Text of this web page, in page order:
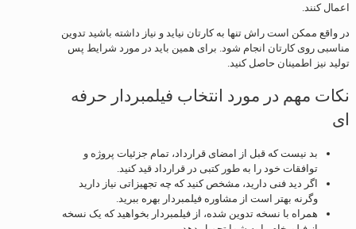
اعمال کنند.
در واقع ممکن است راش تنها به کارتان نیاید و نیاز داشته باشید تدوین
مناسبی روی کارتان انجام شود. برای همین باید در مورد شرایط پس
تولید نیز اطمینان حاصل کنید.
نکات مهم در مورد انتخاب فیلمبردار حرفه
ای
بد نیست که قبل از امضای قرارداد، تمام جزئیات پروژه و
توافقات خود را به طور کتبی در قرارداد قید کنید.
اگر دید فنی دارید، مشخص کنید که چه تجهیزاتی نیاز دارید
وگرنه بهتر است از مشاوره فیلمبردار بهره ببرید.
همراه با نسخه تدوین شده، از فیلمبردار بخواهید که یک نسخه